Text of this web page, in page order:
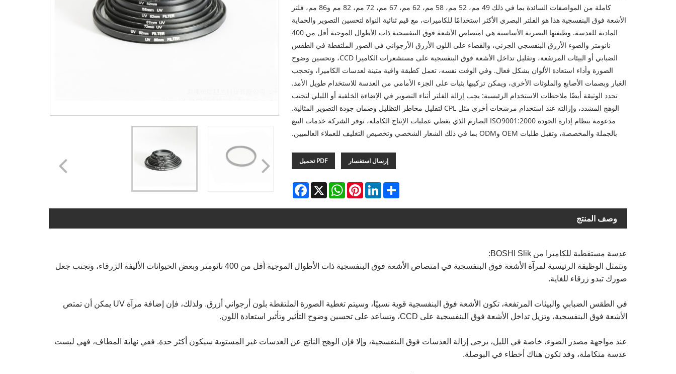
كاملة من المواصفات السائدة بما في ذلك 49 مم، 52 مم، 58 مم، 62 مم، 67 مم، 72 مم، 82 مم و86 مم، فلتر
الأشعة فوق البنفسجية هذا هو الفلتر البصري الأكثر استخدامًا للكاميرات، مع قيم ثنائية النواة لتحسين التصوير والحماية
المادية للعدسة. وظيفتها البصرية الأساسية هي امتصاص الأشعة فوق البنفسجية ذات الأطوال الموجية أقل من 400
نانومتر والضوء الأزرق البنفسجي الجزئي، والقضاء على اللون الأزرق الأرجواني في الصور الملتقطة في الطقس
الضبابي أو البيئات المرتفعة، وتقليل تداخل الأشعة فوق البنفسجية على مستشعرات الكاميرا CCD، وتحسين وضوح
الصورة وأداء استعادة الألوان بشكل فعال. وفي الوقت نفسه، تعمل كطبقة واقية متينة لعدسات الكاميرا، وتحجب
الغبار وبصمات الأصابع والملوثات الأخرى، ويمكن تركيبها بثبات على الجزء الأمامي من العدسة للاستخدام طويل الأمد.
تحدد الوثيقة أيضًا ملاحظات الاستخدام الرئيسية: يجب إزالة الفلتر أثناء التصوير في الإضاءة الخلفية أو الليلي لتجنب
الوهج المشدد، وإزالته عند استخدام مرشحات أخرى مثل CPL لتقليل مخاطر التظليل وضمان جودة التصوير المثالية.
مدعومة بنظام إدارة الجودة ISO9001:2000 الصارم الذي يغطي عمليات الإنتاج الكاملة، توفر الشركة خدمات البيع
بالجملة والمخصصة، وتقبل طلبات OEM وODM بما في ذلك الشعار الشخصي وتخصيص التغليف للعملاء العالميين.
إرسال استفسار PDF تحميل
Facebook X
WhatsAppPinterestLinkedInShare
وصف المنتج
عدسة مستقطبة للكاميرا من BOSHI Slik:
وتتمثل الوظيفة الرئيسية لمرآة الأشعة فوق البنفسجية في امتصاص الأشعة فوق البنفسجية ذات الأطوال الموجية أقل من 400 نانومتر وبعض الحيوانات الأليفة الزرقاء، وتجنب جعل
صورك تبدو زرقاء للغاية.
في الطقس الضبابي والبيئات المرتفعة، تكون الأشعة فوق البنفسجية قوية نسبيًا، وسيتم تغطية الصورة الملتقطة بلون أرجواني أزرق. ولذلك، فإن إضافة مرآة UV يمكن أن تمتص
الأشعة فوق البنفسجية، وتزيل تداخل الأشعة فوق البنفسجية على CCD، وتساعد على تحسين وضوح التأثير وتأثير استعادة اللون.
عند مواجهة مصدر الضوء، خاصة في الليل، يرجى إزالة العدسات فوق البنفسجية، وإلا فإن الوهج الناتج عن العدسات غير المستوية سيكون أكثر حدة. ففي نهاية المطاف، فهي ليست
عدسة متكاملة، وقد تكون هناك أخطاء في البوصلة.